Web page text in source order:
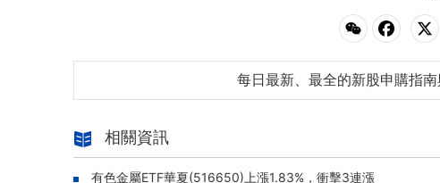
每日最新、最全的新股申購指
相關資訊
有色金屬ETF華夏(516650)上漲1.83%，衝擊3連漲